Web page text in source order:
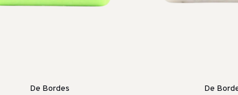
De Bordes De